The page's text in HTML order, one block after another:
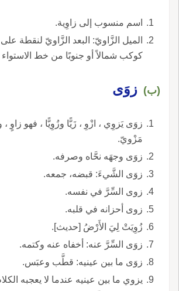
اسم منسوب إلى زاوِية.
الميل الزَّاويّ: البعد الزَّاويّ لنقطة
كوكب شمالاً أو جنوبًا من خط
(ب) زوَى
زوَى يَزوِي ، ازْوِ ، زَيًّا وزُوِيًّا ، فهو زاوٍ ،
مَزْويّ.
زوَى وجهَه نحَّاه وصرفه.
زوَى الشَّيءَ: قبضه، جمعه.
زوى السِّرَّ في نفسه.
زوى أحزانه في قلبه.
زُوِيَتْ لِيَ الأَرْضُ [حديث].
زوَى السِّرَّ عنه: أخفاه عنه وكتمه.
زوَى ما بين عينيه: قطَّب وعبَس.
يزوي ما بين عينيه عندما لا يعجبه